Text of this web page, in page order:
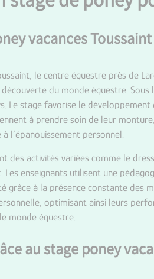
vacances
lecentre équestre près de
du monde équestre.
Le stage favorise le
à prendre soin de leur
l’épanouissement personnel.
des activités variées comme le
Les enseignants utilisent une
grâce à la présence constante des
optimisant ainsi leurs
monde équestre.
au stage poney